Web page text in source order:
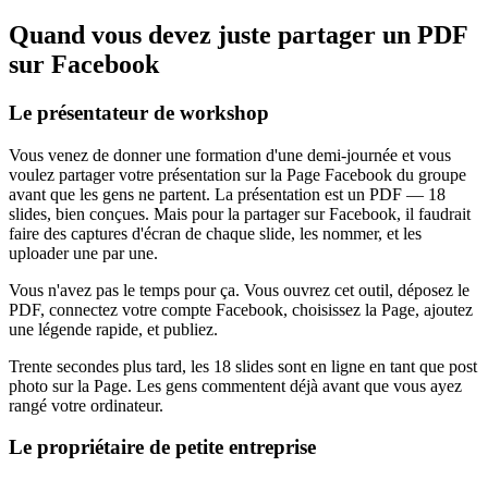
Quand vous devez juste partager un PDF
sur Facebook
Le présentateur de workshop
Vous venez de donner une formation d'une demi-journée et vous
voulez partager votre présentation sur la Page Facebook du groupe
avant que les gens ne partent. La présentation est un PDF — 18
slides, bien conçues. Mais pour la partager sur Facebook, il faudrait
faire des captures d'écran de chaque slide, les nommer, et les
uploader une par une.
Vous n'avez pas le temps pour ça. Vous ouvrez cet outil, déposez le
PDF, connectez votre compte Facebook, choisissez la Page, ajoutez
une légende rapide, et publiez.
Trente secondes plus tard, les 18 slides sont en ligne en tant que post
photo sur la Page. Les gens commentent déjà avant que vous ayez
rangé votre ordinateur.
Le propriétaire de petite entreprise